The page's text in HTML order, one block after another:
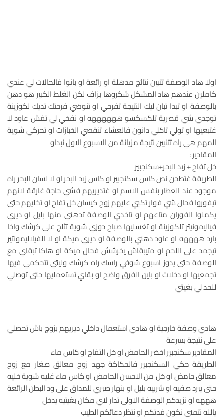
اولا هاد الوصفة تتبين نتائج مدهلة او رائعة او بانوا فالحالات لي عندي
كاملين عندهم هاد المشكل شكروها بزاف لكن الغلط الكبير هو دهن
بالوصفة او تبدا تبان ليك النتيجة تفرحي او تنوضي فرحتك تديك لكوزينة
توجدي شي قصرية تلكسكسو ههههههه او نفخي لي تفش عاود لا
غتبعيها او تولي تاكلي دانون فالعشاء تنقصي الخبازات او تحركي شوية
المهم هي راه تتنبين نتيجة مزيانة من الاسبوع الاول نبداو
المقادير :
خل تفاح + زبد البحر+سكنجبير
الطريقة غتطحن نص كاس سكنجبير او كاس زبد البحر او لا لسان البحر راه
موجود عند العطار بنفس الاسم او غتديريهم فشي حاجة غارقة لانهم
تيفوروا فحال شي فوار تكبي عليهم زوج كيسان خل تفاح او تخليهم حتى
يكملوا الفوران متاعهم او تاخدي الوصفة تدهني منها بليل او ديري
فياليمونيتر تلكوزينة او تغسليها صباح دوزي شوية تثلج على كرشك واخا
بارد ههههه او عاود دهني بالوصفة او ديري ميكة او لا الفيلاليمونتير
تيجمد على اللحم او متيبقاش يخرشش فحال ميكة او هاكا تبقاي مع
الوصفة حتى يدوز اسبوع شوفي راسك راه كرشك وليتي تتحكمي فيها
تجمعيها او دخلات او باين الفرق واضح او بقاي تستعمليها حتى توصلي
للحد لي بغيتي
هادي وصفة خارجية او هادي استعمال داخلي ديريهم بزوج باش تحصلي
على نتيجة بسرعة
المقادير سكنجبير اخضر الحامض او خل التفاح او كاس ماء
الطريقة حكي السكنجبير فالحكاكة جهد زوج معالق صغار مع زوج
معالق حامض او خل من الاحسن الحامض او كاس ماء غليه شوية خليه
حتى يبرد صفيه او شربيه بليل او بنهار صبري للمداق على ود البطن الرائعة
هههه او نزيدكم الوصفة الاولى تدار لاي مكان بغيتيه يدخل
يالله نتمنى نكون فدتكم او نتظر دعائكم الطيب